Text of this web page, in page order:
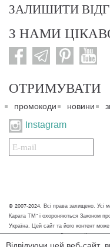
ЗАЛИШИТИ
З НАМИ
ОТРИМУВАТИ
промокоди новини
Instagram
Подписаться
на
© 2007-2024. Всі права захищено. Усі
Карата ТМ" і охороняються Законом
Україна. Цей сайт та його контент
тільки для некомерційних цілей. Будь-